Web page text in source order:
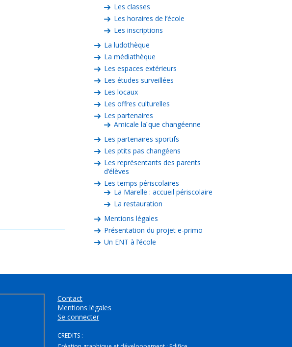
Les classes
Les horaires de l’école
Les inscriptions
La ludothèque
La médiathèque
Les espaces extérieurs
Les études surveillées
Les locaux
Les offres culturelles
Les partenaires
Amicale laïque changéenne
Les partenaires sportifs
Les ptits pas changéens
Les représentants des parents
d’élèves
Les temps périscolaires
La Marelle : accueil périscolaire
La restauration
Mentions légales
Présentation du projet e-primo
Un ENT à l’école
Contact
Mentions légales
Se connecter
CREDITS :